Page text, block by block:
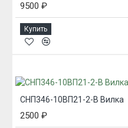
9500 ₽
Купить
СНП346-10ВП21-2-В Вилка
2500 ₽